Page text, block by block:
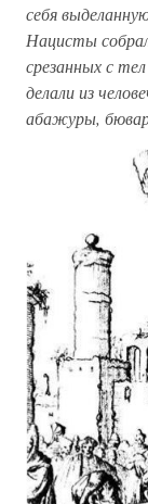
себя
Нацисты
срезанных с
делали из
абажуры,